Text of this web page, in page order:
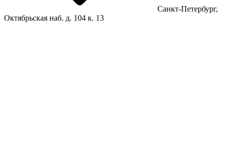
Санкт-Петербург,
Октябрьская наб. д. 104 к. 13